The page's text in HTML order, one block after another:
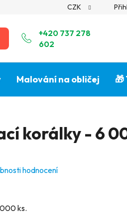
CZK
+420 737 278
602
Malování na obličej
korálky - 6
hodnocení
ks.